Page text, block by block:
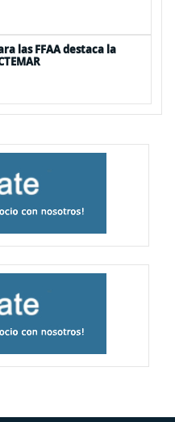
las FFAA destaca la